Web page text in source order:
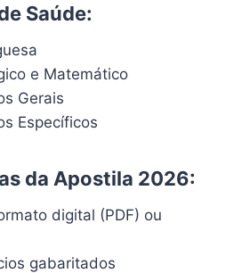
Saúde:
e Matemático
Gerais
Específicos
da Apostila 2026:
digital (PDF) ou
gabaritados